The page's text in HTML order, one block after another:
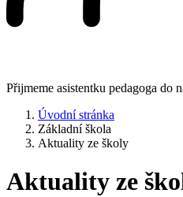
Přijmeme asistentku pedagoga do
Úvodní stránka
Základní škola
Aktuality ze školy
Aktuality ze